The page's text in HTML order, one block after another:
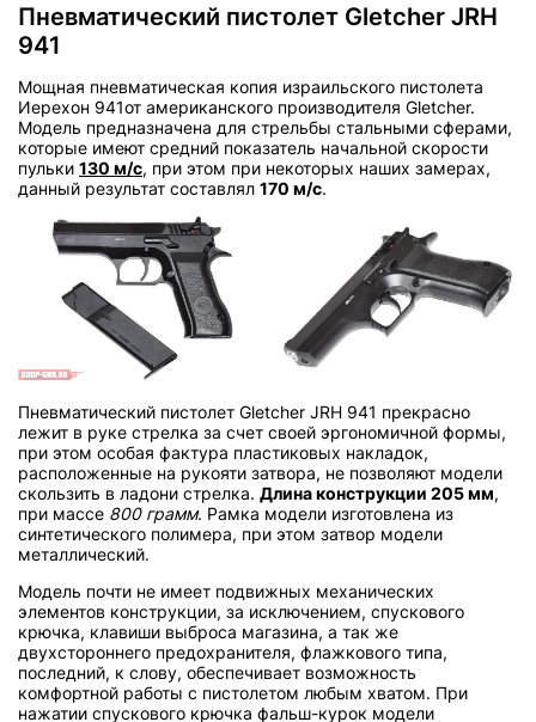
Пневматический пистолет Gletcher JRH
941
Мощная пневматическая копия израильского пистолета
Иерехон 941от американского производителя Gletcher.
Модель предназначена для стрельбы стальными сферами,
которые имеют средний показатель начальной скорости
пульки 130 м/с, при этом при некоторых наших замерах,
данный результат составлял 170 м/с.
Пневматический пистолет Gletcher JRH 941 прекрасно
лежит в руке стрелка за счет своей эргономичной формы,
при этом особая фактура пластиковых накладок,
расположенные на рукояти затвора, не позволяют модели
скользить в ладони стрелка. Длина конструкции 205 мм,
при массе 800 грамм. Рамка модели изготовлена из
синтетического полимера, при этом затвор модели
металлический.
Модель почти не имеет подвижных механических
элементов конструкции, за исключением, спускового
крючка, клавиши выброса магазина, а так же
двухстороннего предохранителя, флажкового типа,
последний, к слову, обеспечивает возможность
комфортной работы с пистолетом любым хватом. При
нажатии спускового крючка фальш-курок модели